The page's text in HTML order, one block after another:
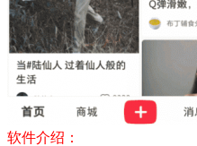
软件介绍：